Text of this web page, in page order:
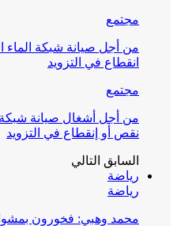
مجتمع
من أجل صيانة شبكة
انقطاع في التزويد
مجتمع
من أجل أشغال صيانة
نقص أو إنقطاع في التزويد
السابق التالي
رياضة
رياضة
محمد وهبي: فخورون